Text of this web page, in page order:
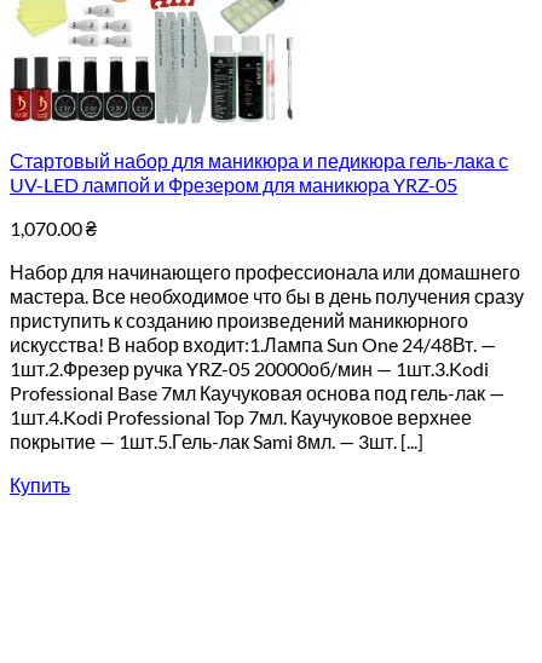
Стартовый набор для маникюра и педикюра гель-лака с
UV-LED лампой и Фрезером для маникюра YRZ-05
1,070.00₴
Набор для начинающего профессионала или домашнего
мастера. Все необходимое что бы в день получения сразу
приступить к созданию произведений маникюрного
искусства! В набор входит:1.Лампа Sun One 24/48Вт. —
1шт.2.Фрезер ручка YRZ-05 20000об/мин — 1шт.3.Kodi
Professional Base 7мл Каучуковая основа под гель-лак —
1шт.4.Kodi Professional Top 7мл. Каучуковое верхнее
покрытие — 1шт.5.Гель-лак Sami 8мл. — 3шт. [...]
Купить